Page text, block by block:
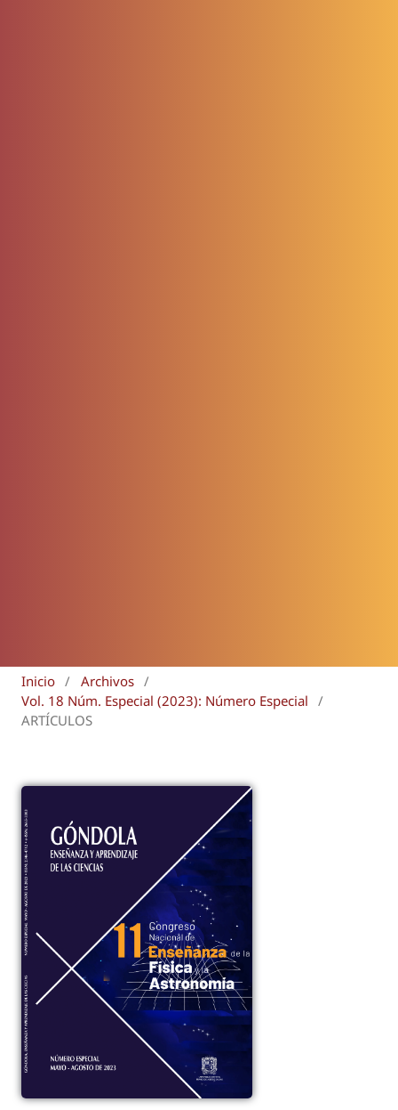
Inicio / Archivos /
Vol. 18 Núm. Especial (2023): Número Especial
/
ARTÍCULOS